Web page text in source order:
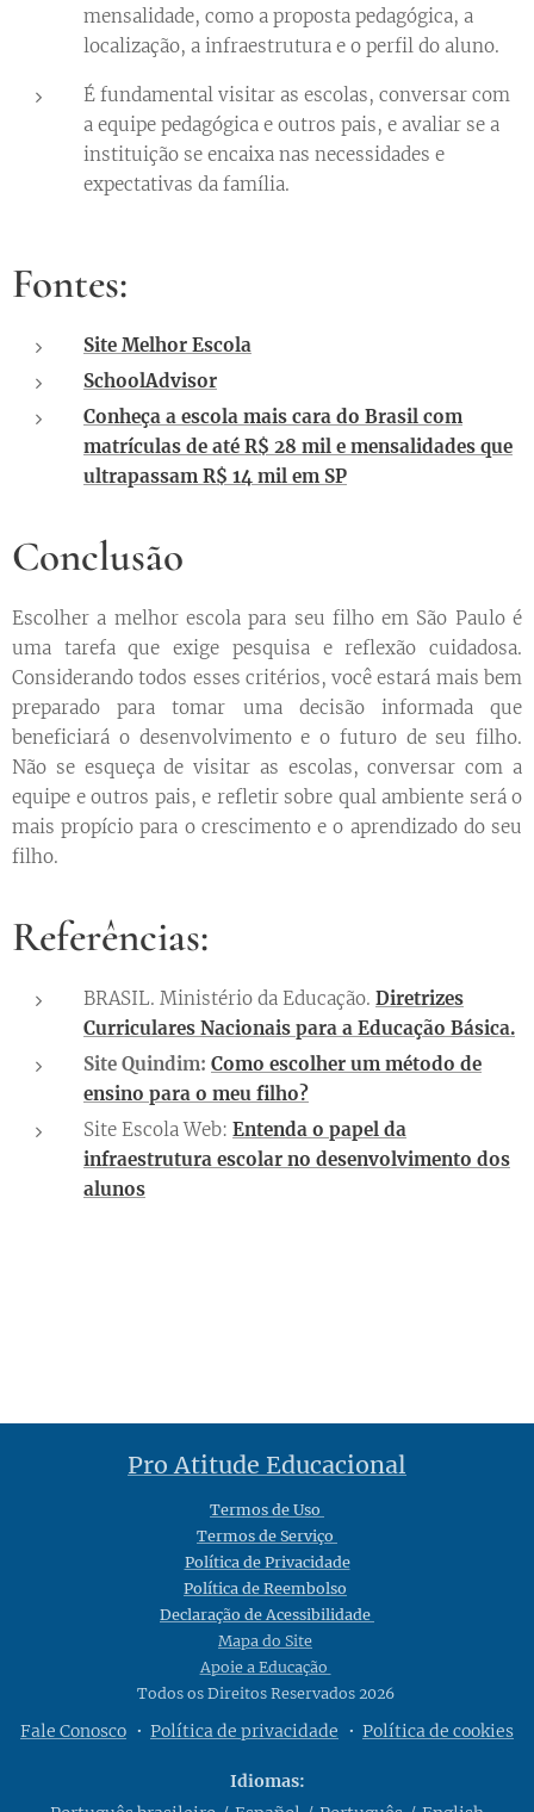
mensalidade, como a proposta pedagógica, a
localização, a infraestrutura e o perfil do aluno.
É fundamental visitar as escolas, conversar com
a equipe pedagógica e outros pais, e avaliar se a
instituição se encaixa nas necessidades e
expectativas da família.
Fontes:
Site Melhor Escola
SchoolAdvisor
Conheça a escola mais cara do Brasil com
matrículas de até R$ 28 mil e mensalidades que
ultrapassam R$ 14 mil em SP
Conclusão
Escolher a melhor escola para seu filho em São Paulo é
uma tarefa que exige pesquisa e reflexão cuidadosa.
Considerando todos esses critérios, você estará mais bem
preparado para tomar uma decisão informada que
beneficiará o desenvolvimento e o futuro de seu filho.
Não se esqueça de visitar as escolas, conversar com a
equipe e outros pais, e refletir sobre qual ambiente será o
mais propício para o crescimento e o aprendizado do seu
filho.
Referências:
BRASIL. Ministério da Educação. Diretrizes
Curriculares Nacionais para a Educação Básica.
Site Quindim: Como escolher um método de
ensino para o meu filho?
Site Escola Web: Entenda o papel da
infraestrutura escolar no desenvolvimento dos
alunos
Pro Atitude Educacional
Termos de Uso
Termos de Serviço
Política de Privacidade
Política de Reembolso
Declaração de Acessibilidade
Mapa do Site
Apoie a Educação
Todos os Direitos Reservados 2026
Fale Conosco Política de privacidade Política de cookies
Idiomas